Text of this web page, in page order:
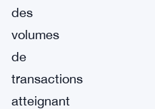
des
volumes
de
transactions
atteignant